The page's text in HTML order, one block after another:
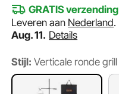
GRATIS verzending
Leveren aan Nederland
Aug. 11. Details
Stijl: Verticale ronde